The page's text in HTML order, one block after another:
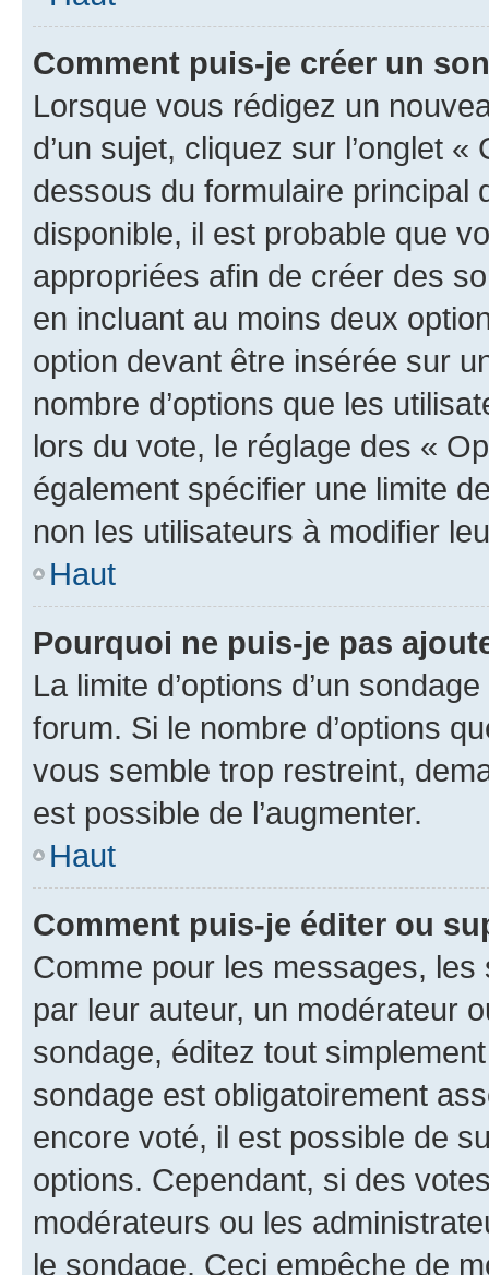
Comment puis-je créer un
Lorsque vous rédigez un
d’un sujet, cliquez sur l’onglet
dessous du formulaire principal
disponible, il est probable que
appropriées afin de créer des
en incluant au moins deux
option devant être insérée sur
nombre d’options que les
lors du vote, le réglage des «
également spécifier une limite
non les utilisateurs à modifier
Haut
Pourquoi ne puis-je pas
La limite d’options d’un
forum. Si le nombre d’options
vous semble trop restreint,
est possible de l’augmenter.
Haut
Comment puis-je éditer ou
Comme pour les messages,
par leur auteur, un modérateur
sondage, éditez tout
sondage est obligatoirement
encore voté, il est possible de
options. Cependant, si des
modérateurs ou les
le sondage. Ceci empêche de